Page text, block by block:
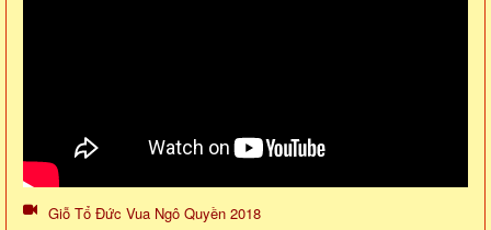
Giỗ Tổ Đức Vua Ngô Quyền 2018